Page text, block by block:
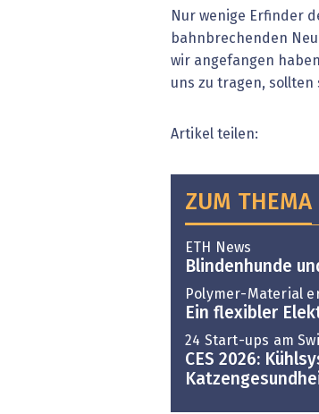
Nur wenige Erfinder
bahnbrechenden
wir angefangen
uns zu tragen, sollten
Artikel teilen:
ZUM THEMA
ETH News
Blindenhunde
Polymer-Material
Ein flexibler
24 Start-ups am
CES 2026: